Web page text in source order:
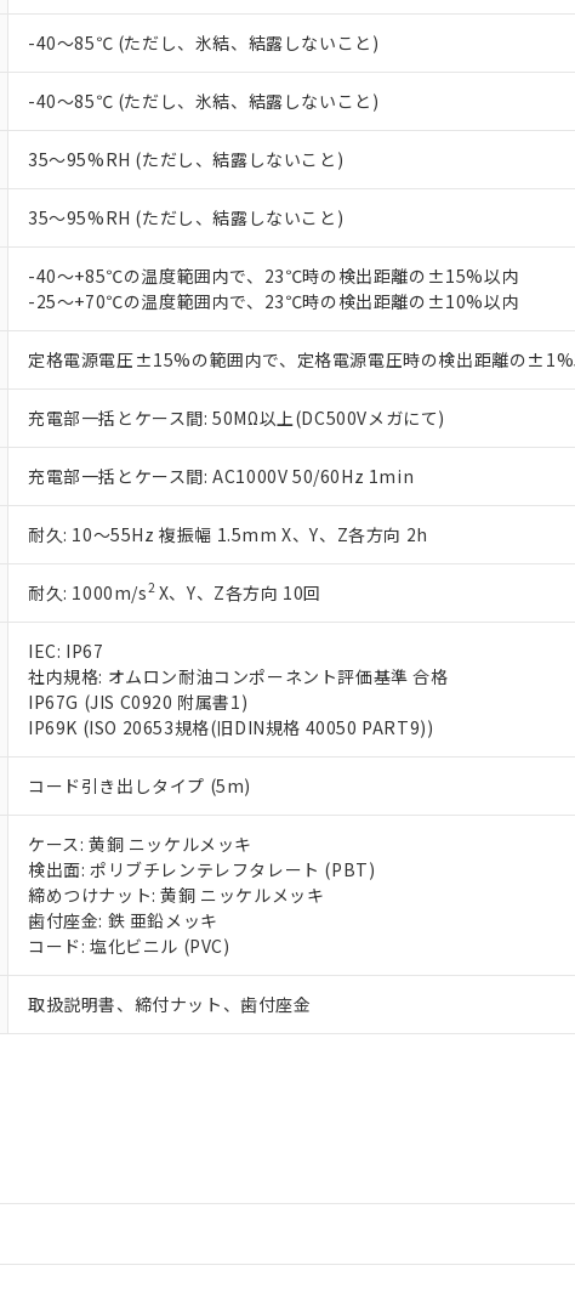
-40～85℃ (ただし、氷結、結露しないこと)
-40～85℃ (ただし、氷結、結露しないこと)
35～95%RH (ただし、結露しないこと)
35～95%RH (ただし、結露しないこと)
-40～+85℃の温度範囲内で、23℃時の検出距離の±15%以内
-25～+70℃の温度範囲内で、23℃時の検出距離の±10%以内
定格電源電圧±15%の範囲内で、定格電源電圧時の検出距離の
充電部一括とケース間: 50MΩ以上(DC500Vメガにて)
充電部一括とケース間: AC1000V 50/60Hz 1min
耐久: 10～55Hz 複振幅 1.5mm X、Y、Z各方向 2h
耐久: 1000m/s2X、Y、Z各方向 10回
IEC: IP67
社内規格: オムロン耐油コンポーネント評価基準 合格
IP67G (JIS C0920 附属書1)
IP69K (ISO 20653規格(旧DIN規格 40050 PART9))
コード引き出しタイプ (5m)
ケース: 黄銅 ニッケルメッキ
検出面: ポリブチレンテレフタレート (PBT)
締めつけナット: 黄銅 ニッケルメッキ
歯付座金: 鉄 亜鉛メッキ
コード: 塩化ビニル (PVC)
取扱説明書、締付ナット、歯付座金
い。
正式な納期状況および標準価格はお客様のお取引
当社販売員にご相談ください。
オムロン制御機器販売店や当社販売拠点は「
マイパーツ機能（部品リスト作成サービス）を
ている必要があります。
お客様が当ウェブサイト上で当社にご登録された
が、当社の製品・サービスに関するお客様との取
さい。
※当社の共同利用者とは、"個人情報の共同利用に
いる法人を指します。
※2 対応予定月
※3 非含有証明書ダウンロード
下記の非含有証明書をダウンロードすることができます
EU RoHS指令（10物質）の非含有証明書
51物質の非含有証明書（当社基準）
また、RoHS指令のフタル酸エステル類４物質の対応
混在することから備考欄に対応日を記載しておりました
既に当社にて対応品への在庫切替を完了しているこ
り割愛しております。
DBP(フタル酸ジブチル) : 1000ppm、 DIBP(フタル酸ジイソブチル) :
DEHP(フタル酸ビス(2-エチルヘキシル)) : 1000ppm
※2 環境保護使用期限
「ｅ」：有害物質（10物質）のすべてが基準値以下であ
味します。
「－」：未確認です。当社販売部門へお問い合わせくだ
当社は貴社製品を、核兵器、ミサイル、化学兵器
置等に一切使用いたしません。
当社は、貴社製品を第三者に販売する場合は、上
また当社は、販売先および販売に係わる関係者
合意する
○ 一定数以上の在庫あり
△ 一定数には満たないが在庫あり
－
在庫なし(最新の在庫状況については、お客
機器販売店・当社販売員にご確認ください)
空
受注生産機種、また在庫状況の情報を公開し